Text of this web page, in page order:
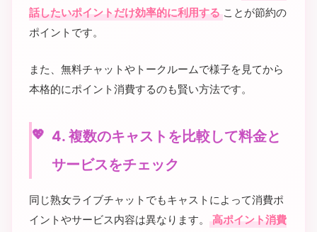
話したいポイントだけ効率的に利用する ことが節約の
ポイントです。
また、無料チャットやトークルームで様子を見てから
本格的にポイント消費するのも賢い方法です。
4. 複数のキャストを比較して料金と
サービスをチェック
同じ熟女ライブチャットでもキャストによって消費ポ
イントやサービス内容は異なります。
高ポイント消費